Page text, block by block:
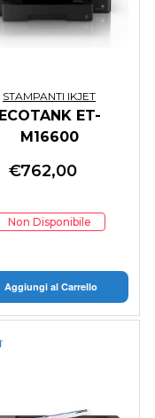
STAMPANTI IKJET
ECOTANK ET-
M16600
€762,00
Non Disponibile
Aggiungi al Carrello